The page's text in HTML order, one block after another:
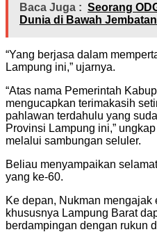
Baca Juga : Seorang
Dunia di Bawah Jembatan
“Yang berjasa dalam
Lampung ini,” ujarnya.
“Atas nama Pemerintah
mengucapkan terimakasih
pahlawan terdahulu yang
Provinsi Lampung ini,”
melalui sambungan seluler.
Beliau menyampaikan
yang ke-60.
Ke depan, Nukman
khususnya Lampung Barat
berdampingan dengan rukun